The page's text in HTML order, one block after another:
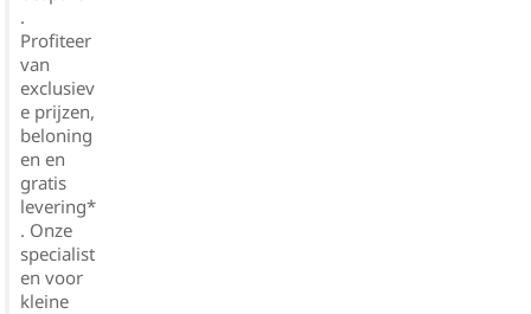
.
Profiteer
van
exclusiev
e prijzen,
beloning
en en
gratis
levering*
. Onze
specialist
en voor
kleine